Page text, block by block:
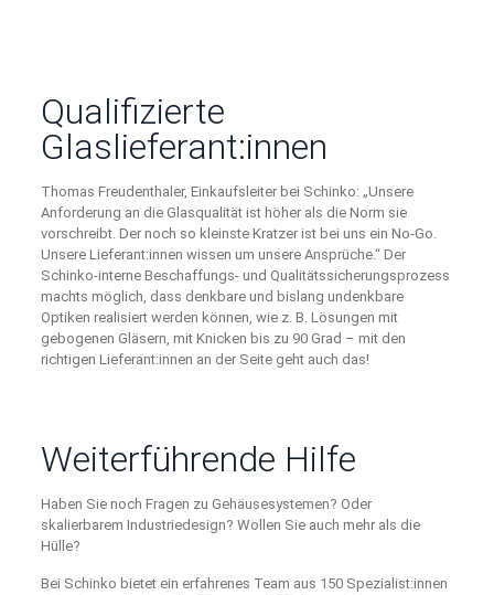
Qualifizierte
Glaslieferant:innen
Thomas Freudenthaler, Einkaufsleiter bei Schinko: „Unsere
Anforderung an die Glasqualität ist höher als die Norm sie
vorschreibt. Der noch so kleinste Kratzer ist bei uns ein No-Go.
Unsere Lieferant:innen wissen um unsere Ansprüche.“ Der
Schinko-interne Beschaffungs- und Qualitätssicherungsprozess
machts möglich, dass denkbare und bislang undenkbare
Optiken realisiert werden können, wie z. B. Lösungen mit
gebogenen Gläsern, mit Knicken bis zu 90 Grad – mit den
richtigen Lieferant:innen an der Seite geht auch das!
Weiterführende Hilfe
Haben Sie noch Fragen zu Gehäusesystemen? Oder
skalierbarem Industriedesign? Wollen Sie auch mehr als die
Hülle?
Bei Schinko bietet ein erfahrenes Team aus 150 Spezialist:innen